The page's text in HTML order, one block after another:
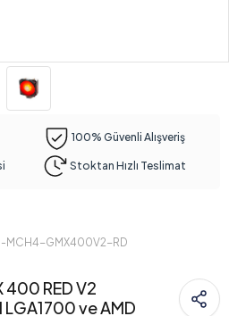
100% Güvenli Alışveriş
Stoktan Hızlı Teslimat
MCH4-GMX400V2-RD
400 RED V2
LGA1700 ve AMD